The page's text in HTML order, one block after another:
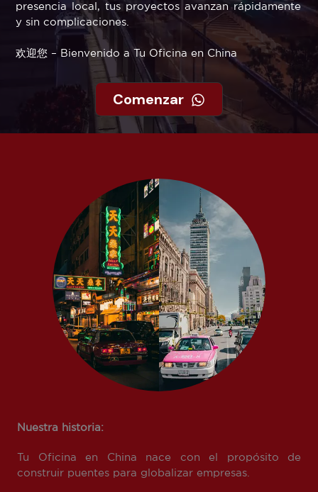
presencia local, tus proyectos avanzan rápidamente
y sin complicaciones.
欢迎您 – Bienvenido a Tu Oficina en China
Comenzar
Nuestra historia:
Tu Oficina en China nace con el propósito de
construir puentes para globalizar empresas.